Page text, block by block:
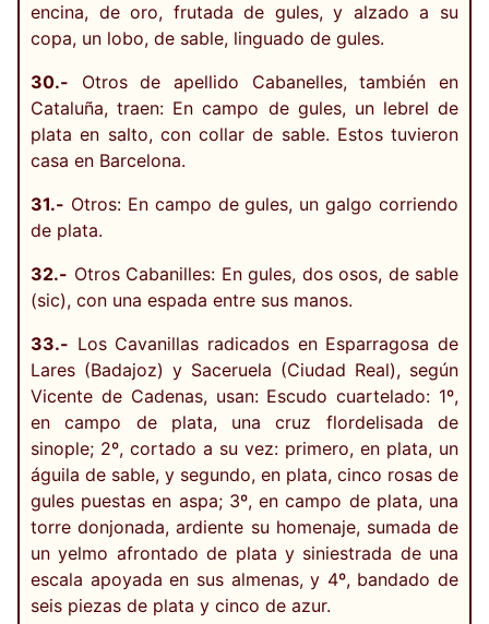
encina, de oro, frutada de gules, y alzado a su
copa, un lobo, de sable, linguado de gules.
30.- Otros de apellido Cabanelles, también en
Cataluña, traen: En campo de gules, un lebrel de
plata en salto, con collar de sable. Estos tuvieron
casa en Barcelona.
31.- Otros: En campo de gules, un galgo corriendo
de plata.
32.- Otros Cabanilles: En gules, dos osos, de sable
(sic), con una espada entre sus manos.
33.- Los Cavanillas radicados en Esparragosa de
Lares (Badajoz) y Saceruela (Ciudad Real), según
Vicente de Cadenas, usan: Escudo cuartelado: 1º,
en campo de plata, una cruz flordelisada de
sinople; 2º, cortado a su vez: primero, en plata, un
águila de sable, y segundo, en plata, cinco rosas de
gules puestas en aspa; 3º, en campo de plata, una
torre donjonada, ardiente su homenaje, sumada de
un yelmo afrontado de plata y siniestrada de una
escala apoyada en sus almenas, y 4º, bandado de
seis piezas de plata y cinco de azur.